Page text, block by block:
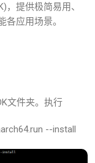
，提供极简易用、
应用场景。
文件夹。执行
--install